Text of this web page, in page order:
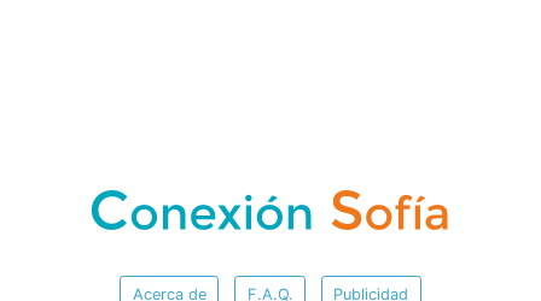
Acerca de F.A.Q. Publicidad